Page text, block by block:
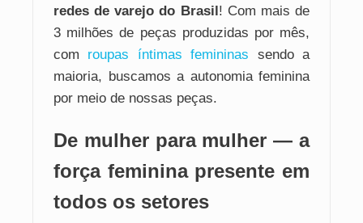
redes de varejo do Brasil! Com mais de
3 milhões de peças produzidas por mês,
com roupas íntimas femininas sendo a
maioria, buscamos a autonomia feminina
por meio de nossas peças.
De mulher para mulher — a
força feminina presente em
todos os setores